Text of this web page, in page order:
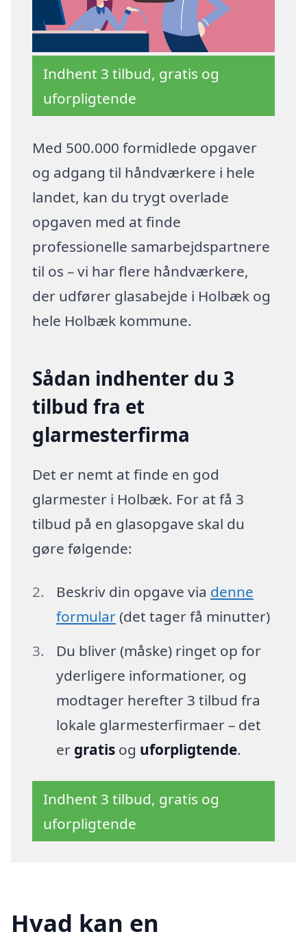
Indhent 3 tilbud, gratis og
uforpligtende
Med 500.000 formidlede opgaver
og adgang til håndværkere i hele
landet, kan du trygt overlade
opgaven med at finde
professionelle samarbejdspartnere
til os – vi har flere håndværkere,
der udfører glasabejde i Holbæk og
hele Holbæk kommune.
Sådan indhenter du 3
tilbud fra et
glarmesterfirma
Det er nemt at finde en god
glarmester i Holbæk. For at få 3
tilbud på en glasopgave skal du
gøre følgende:
Beskriv din opgave via denne
formular(det tager få minutter)
Du bliver (måske) ringet op for
yderligere informationer, og
modtager herefter 3 tilbud fra
lokale glarmesterfirmaer – det
er gratisog uforpligtende.
Indhent 3 tilbud, gratis og
uforpligtende
Hvad kan en